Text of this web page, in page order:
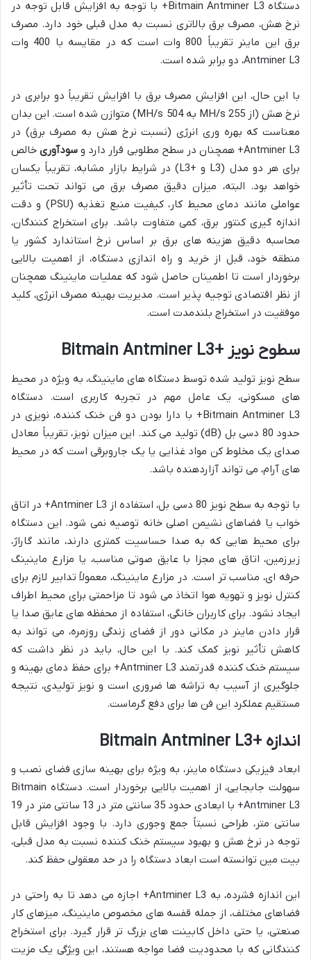
دستگاه Bitmain Antminer L3+ با توجه به افزایش قابل توجه در
نرخ هش، مصرف برق بالاتری نسبت به مدل قبلی خود دارد. مصرف
برق این ماینر تقریباً 800 وات است که در مقایسه با 400 وات
Antminer L3، دو برابر شده است.
با این حال، این افزایش مصرف برق با افزایش تقریباً دو برابری در
نرخ هش (از 255 MH/s به 504 MH/s) متوازن شده است. این بدان
معناست که بهره وری انرژی (نسبت نرخ هش به مصرف برق) در
Antminer L3+ همچنان در سطح مطلوبی قرار دارد و
سودآوریخالص
برای هر دو مدل (L3 و +L3) در شرایط بازار مشابه، تقریباً یکسان
خواهد بود. البته، میزان دقیق مصرف برق می تواند تحت تأثیر
عواملی مانند دمای محیط کار، کیفیت منبع تغذیه (PSU) و دقت
اندازه گیری کنتور برق، کمی متفاوت باشد. برای استخراج کنندگان،
محاسبه دقیق هزینه های برق بر اساس نرخ استاندارد کشور یا
منطقه خود، قبل از خرید و راه اندازی دستگاه، از اهمیت بالایی
برخوردار است تا اطمینان حاصل شود که عملیات ماینینگ همچنان
از نظر اقتصادی توجیه پذیر است. مدیریت بهینه مصرف انرژی، کلید
موفقیت در استخراج بلندمدت است.
سطوح نویز +Bitmain Antminer L3
سطح نویز تولید شده توسط دستگاه های ماینینگ، به ویژه در محیط
های مسکونی، یک عامل مهم در تجربه کاربری است. دستگاه
Bitmain Antminer L3+ با دارا بودن دو فن خنک کننده، نویزی در
حدود 80 دسی بل (dB) تولید می کند. این میزان نویز، تقریباً معادل
صدای یک مخلوط کن مواد غذایی یا یک جاروبرقی است که در محیط
های آرام، می تواند آزاردهنده باشد.
با توجه به سطح نویز 80 دسی بل، استفاده از Antminer L3+ در اتاق
خواب یا فضاهای نشیمن اصلی خانه توصیه نمی شود. این دستگاه
برای محیط هایی که به صدا حساسیت کمتری دارند، مانند گاراژ،
زیرزمین، اتاق های مجزا با عایق صوتی مناسب، یا مزارع ماینینگ
حرفه ای، مناسب تر است. در مزارع ماینینگ، معمولاً تدابیر لازم برای
کنترل نویز و تهویه هوا اتخاذ می شود تا مزاحمتی برای محیط اطراف
ایجاد نشود. برای کاربران خانگی، استفاده از محفظه های عایق صدا یا
قرار دادن ماینر در مکانی دور از فضای زندگی روزمره، می تواند به
کاهش تأثیر نویز کمک کند. با این حال، باید در نظر داشت که
سیستم خنک کننده قدرتمند Antminer L3+ برای حفظ دمای بهینه و
جلوگیری از آسیب به تراشه ها ضروری است و نویز تولیدی، نتیجه
مستقیم عملکرد این فن ها برای دفع گرماست.
اندازه +Bitmain Antminer L3
ابعاد فیزیکی دستگاه ماینر، به ویژه برای بهینه سازی فضای نصب و
سهولت جابجایی، از اهمیت بالایی برخوردار است. دستگاه Bitmain
Antminer L3+ با ابعادی حدود 35 سانتی متر در 13 سانتی متر در 19
سانتی متر، طراحی نسبتاً جمع وجوری دارد. با وجود افزایش قابل
توجه در نرخ هش و بهبود سیستم خنک کننده نسبت به مدل قبلی،
بیت مین توانسته است ابعاد دستگاه را در حد معقولی حفظ کند.
این اندازه فشرده، به Antminer L3+ اجازه می دهد تا به راحتی در
فضاهای مختلف، از جمله قفسه های مخصوص ماینینگ، میزهای کار
صنعتی، یا حتی داخل کابینت های بزرگ تر قرار گیرد. برای استخراج
کنندگانی که با محدودیت فضا مواجه هستند، این ویژگی یک مزیت